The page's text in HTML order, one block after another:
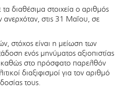
διαθέσιμα στοιχεία ο αριθμός
στις 31 Μαΐου, σε
στόχος είναι η μείωση των
ενός μηνύματος αξιοπιστίας
καθώς στο πρόσφατο παρελθόν
διαξιφισμοί για τον αριθμό
τους.